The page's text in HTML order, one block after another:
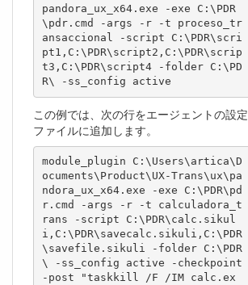
pandora_ux_x64.exe -exe C:\PDR
\pdr.cmd -args -r -t proceso_tr
ansaccional -script C:\PDR\scri
pt1,C:\PDR\script2,C:\PDR\scrip
t3,C:\PDR\script4 -folder C:\PD
この例では、次の行をエージェントの設定
ファイルに追加します。
module_plugin C:\Users\artica\D
ocuments\Product\UX-Trans\ux\pa
ndora_ux_x64.exe -exe C:\PDR\pd
r.cmd -args -r -t calculadora_t
rans -script C:\PDR\calc.sikul
i,C:\PDR\savecalc.sikuli,C:\PDR
\savefile.sikuli -folder C:\PDR
\ -ss_config active -checkpoint
-post "taskkill /F /IM calc.ex